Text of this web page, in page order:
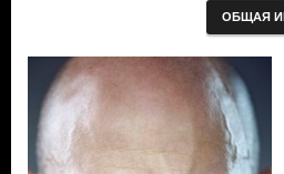
ОБЩАЯ